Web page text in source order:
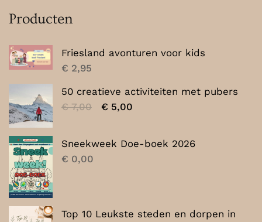
Producten
Friesland avonturen voor kids
€ 2,95
50 creatieve activiteiten met pubers
€7,00
Oorspronkelijke
€ 7,00.
€ 5,00
€ 5,00.
Sneekweek Doe-boek 2026
€ 0,00
Top 10 Leukste steden en dorpen in